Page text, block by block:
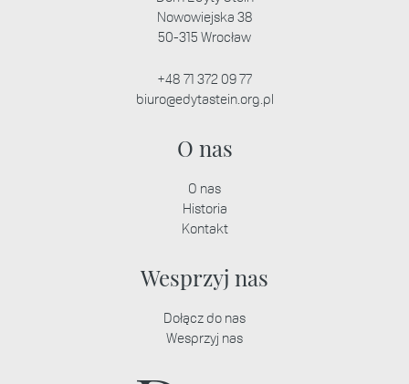
Nowowiejska 38
50-315 Wrocław
+48 71 372 09 77
biuro@edytastein.org.pl
O nas
O nas
Historia
Kontakt
Wesprzyj nas
Dołącz do nas
Wesprzyj nas